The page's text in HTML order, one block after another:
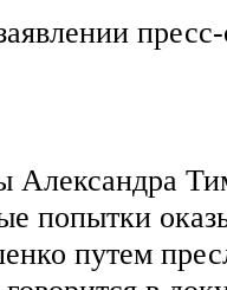
Александра
попытки
путем